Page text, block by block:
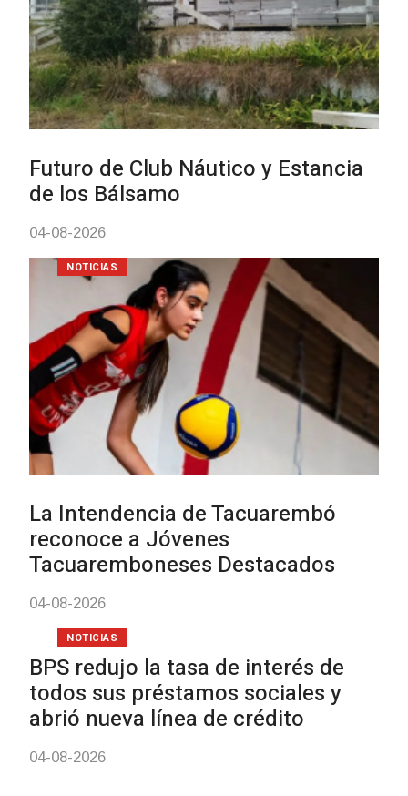
Actualización sobre la
vacunación contra el
meningococo
03-08-2026
UTE hizo llamado laboral
personas en situación de
discapacidad
03-08-2026
NOTICIAS